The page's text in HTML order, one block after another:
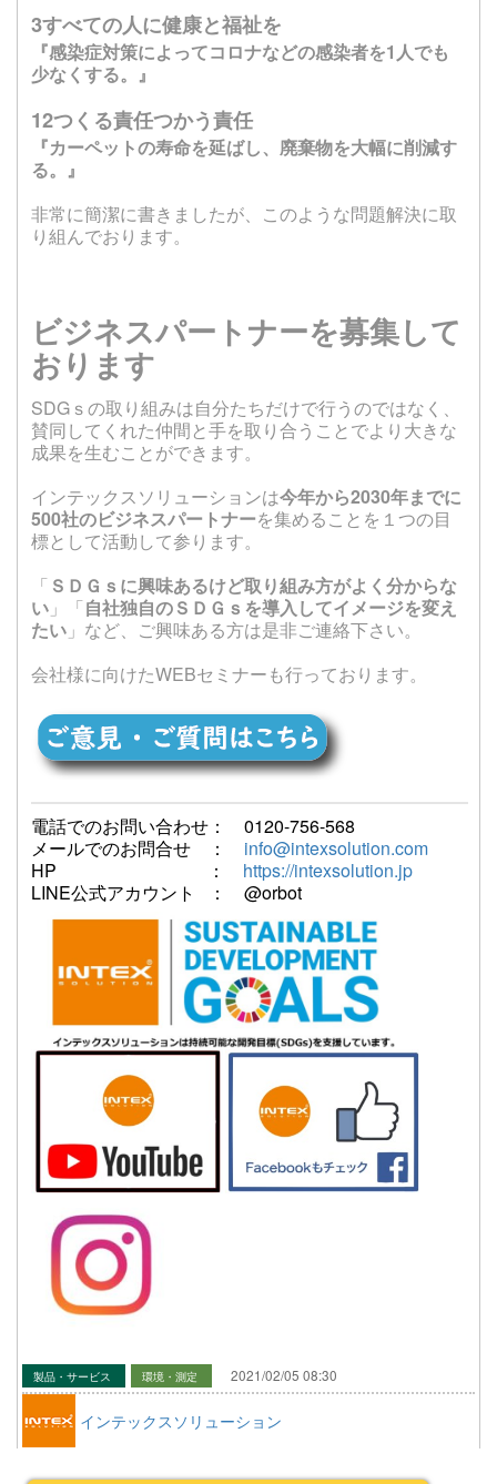
3すべての人に健康と福祉を
『感染症対策によってコロナなどの感染者を1人でも
少なくする。』
12つくる責任つかう責任
『カーペットの寿命を延ばし、 廃棄物を大幅に削減す
る。』
非常に簡潔に書きましたが、このような問題解決に取
り組んでおります。
ビジネスパートナーを募集して
おります
SDGｓの取り組みは自分たちだけで行うのではなく、
賛同してくれた仲間と手を取り合うことでより大きな
成果を生むことができます。
インテックスソリューションは今年から2030年までに
500社のビジネスパートナーを集めることを１つの目
標として活動して参ります。
「 ＳＤＧｓに興味あるけど取り組み方がよく分からな
い 」「自社独自のＳＤＧｓを導入してイメージを変え
たい 」など、ご興味ある方は是非ご連絡下さい。
会社様に向けたWEBセミナーも行っております。
電話でのお問い合わせ： 0120-756-568
メールでのお問合せ ： info@intexsolution.com
HP ： https://intexsolution.jp
LINE公式アカウント ： @orbot
製品・サービス 環境・測定 2021/02/05 08:30
インテックスソリューション